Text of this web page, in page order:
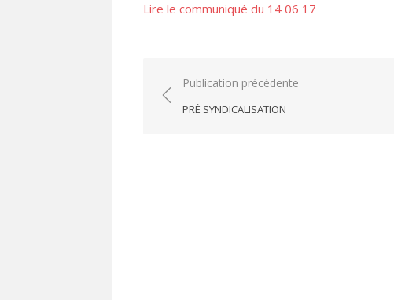
Lire le communiqué du 14 06 17
Navigation
de
Publication précédente
PRÉ SYNDICALISATION